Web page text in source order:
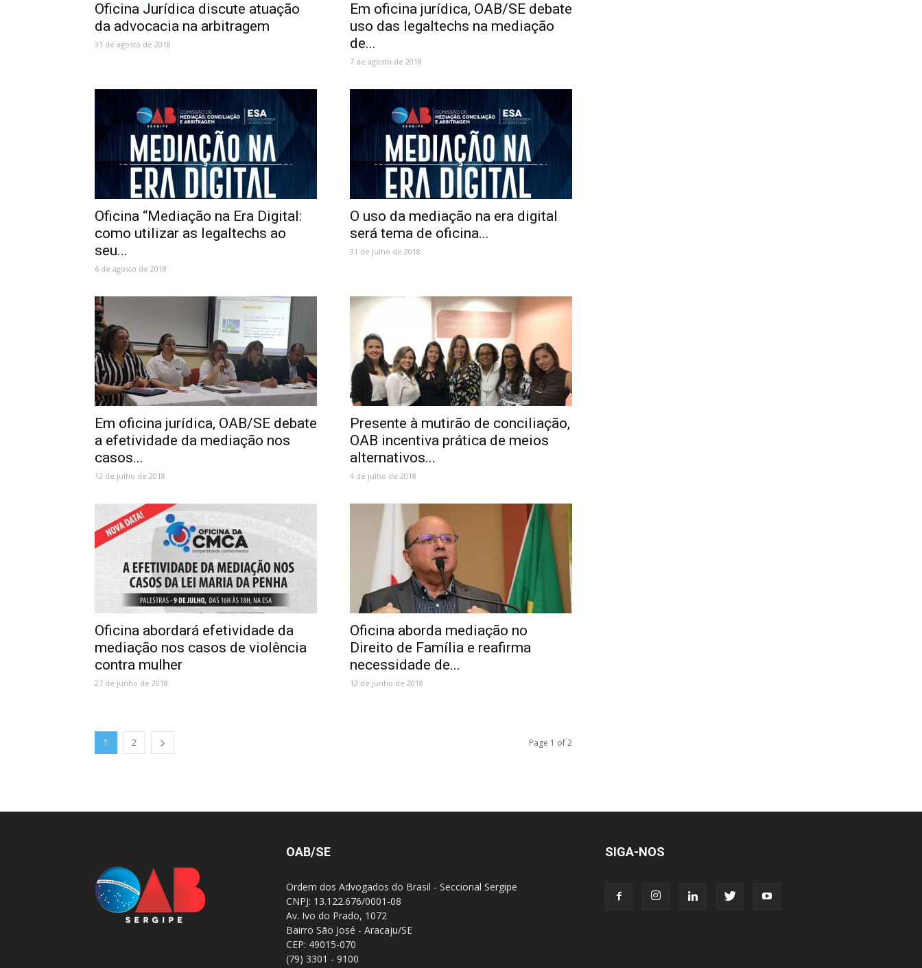
Oficina Jurídica discute atuação
da advocacia na arbitragem
31 de agosto de 2018
Em oficina jurídica, OAB/SE debate
uso das legaltechs na mediação
de...
7 de agosto de 2018
Oficina “Mediação na Era Digital:
como utilizar as legaltechs ao
seu...
6 de agosto de 2018
O uso da mediação na era digital
será tema de oficina...
31 de julho de 2018
Em oficina jurídica, OAB/SE debate
a efetividade da mediação nos
casos...
12 de julho de 2018
Presente à mutirão de conciliação,
OAB incentiva prática de meios
alternativos...
4 de julho de 2018
Oficina abordará efetividade da
mediação nos casos de violência
contra mulher
27 de junho de 2018
Oficina aborda mediação no
Direito de Família e reafirma
necessidade de...
12 de junho de 2018
1 2 Page 1 of 2
OAB/SE
Ordem dos Advogados do Brasil - Seccional Sergipe
CNPJ: 13.122.676/0001-08
Av. Ivo do Prado, 1072
Bairro São José - Aracaju/SE
CEP: 49015-070
(79) 3301 - 9100
SIGA-NOS